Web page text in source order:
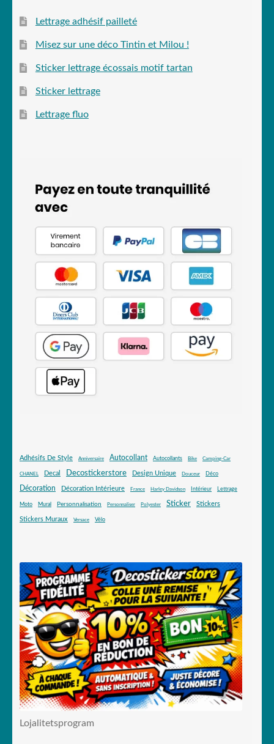
Lettrage adhésif pailleté
Misez sur une déco Tintin et Milou !
Sticker lettrage écossais motif tartan
Sticker lettrage
Lettrage fluo
Adhésifs De Style Anniversaire Autocollant Autocollants Bike Camping-Car
CHANEL Decal Decostickerstore Design Unique Douceur Déco
Décoration Décoration Intérieure France Harley Davidson Intérieur Lettrage
Moto Mural Personnalisation Personnaliser Polyester Sticker Stickers
Stickers Muraux Versace Vélo
Lojalitetsprogram